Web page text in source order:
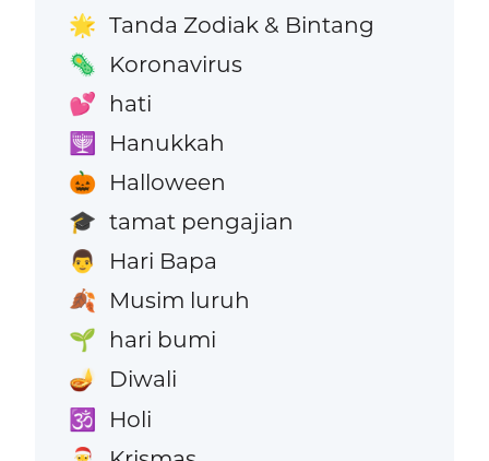
🌟 Tanda Zodiak & Bintang
🦠 Koronavirus
💕 hati
🕎 Hanukkah
🎃 Halloween
🎓 tamat pengajian
👨 Hari Bapa
🍂 Musim luruh
🌱 hari bumi
🪔 Diwali
🕉️ Holi